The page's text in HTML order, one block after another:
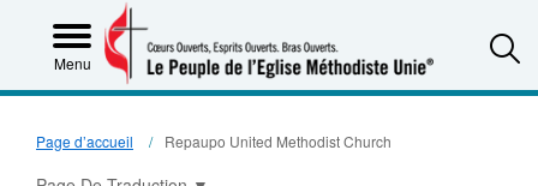
Menu
Page d’accueil Repaupo United Methodist Church